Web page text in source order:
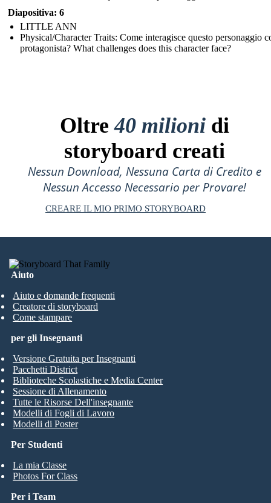
Diapositiva: 6
LITTLE ANN
Physical/Character Traits: Come interagisce questo personaggio
protagonista? What challenges does this character face?
Oltre40 milioni di
storyboard creati
Nessun Download, Nessuna Carta di Credito e
Nessun Accesso Necessario per Provare!
CREARE IL MIO PRIMO STORYBOARD
Aiuto
Aiuto e domande frequenti
Creatore di storyboard
Come stampare
Per Studenti
La mia Classe
Photos For Class
per gli Insegnanti
Versione Gratuita per Insegnanti
Pacchetti District
Biblioteche Scolastiche e Media Center
Sessione di Allenamento
Tutte le Risorse Dell'insegnante
Modelli di Fogli di Lavoro
Modelli di Poster
Per i Team